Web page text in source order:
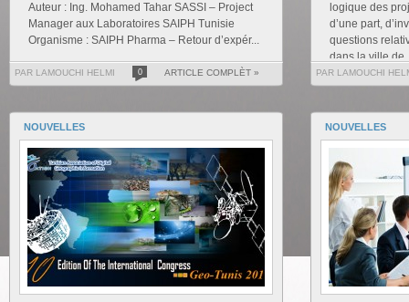
Auteur : Ing. Mohamed Tahar SASSI – Project
Manager aux Laboratoires SAIPH Tunisie
Organisme : SAIPH Pharma – Retour d’expér...
PAR LAMOUCHI HELMI 0 ARTICLE COMPLÈT »
logique des
d’une part,
questions
dans la ville de
PAR LAMOUCHI
NOUVELLES NOUVELLES